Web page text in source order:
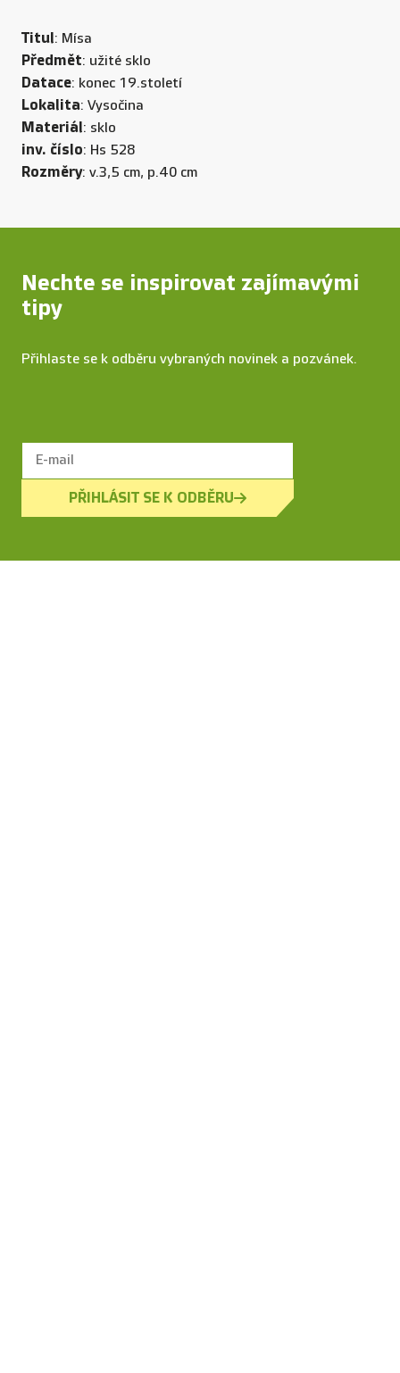
Titul: Mísa
Předmět: užité sklo
Datace: konec 19.století
Lokalita: Vysočina
Materiál: sklo
inv. číslo: Hs 528
Rozměry: v.3,5 cm, p.40 cm
Nechte se inspirovat zajímavými
tipy
Přihlaste se k odběru vybraných novinek a pozvánek.
PŘIHLÁSIT SE K ODBĚRU